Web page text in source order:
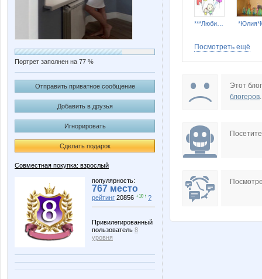
Портрет заполнен на 77 %
Отправить приватное сообщение
Добавить в друзья
Игнорировать
Сделать подарок
Совместная покупка: взрослый
популярность:
767 место
рейтинг 20856 +10 ↑ ?
Привилегированный
пользователь 8
уровня
BooBoo
Gala N
Посмотреть ещё
Этот
блогеров.